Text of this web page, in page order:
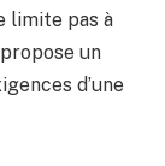
limite pas à
un
d’une